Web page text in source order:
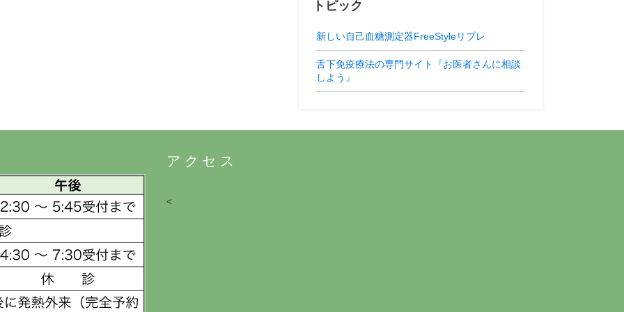
トピック
新しい自己血糖測定器FreeStyleリブレ
舌下免疫療法の専門サイト『お医者さんに相談
しよう』
アクセス
<